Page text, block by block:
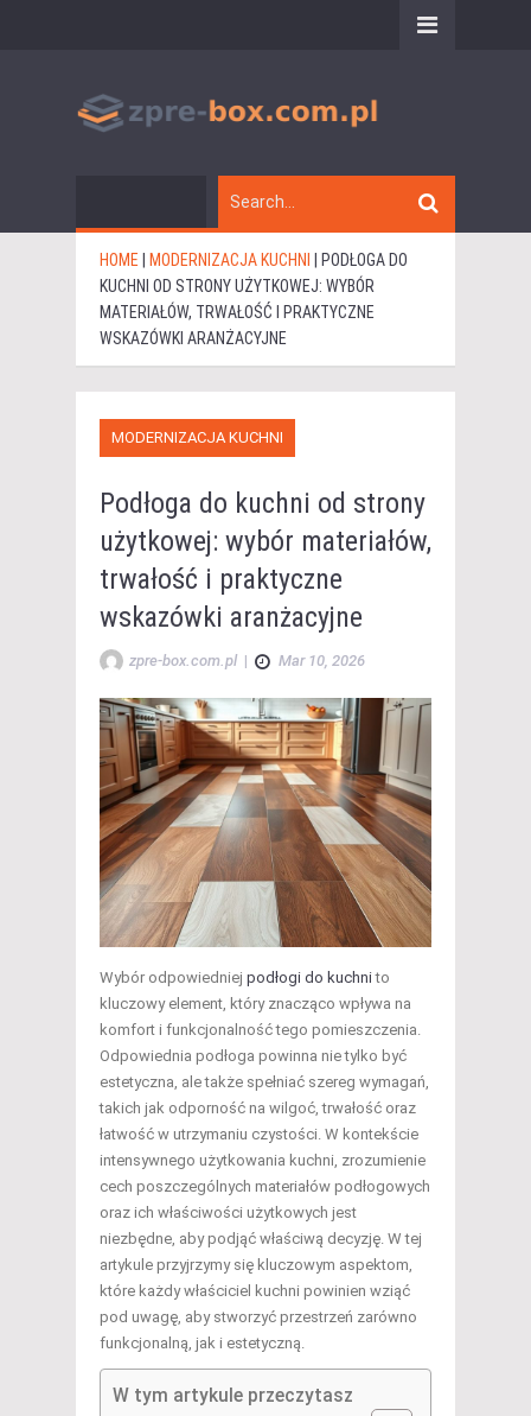
HOME MODERNIZACJA KUCHNI
PODŁOGA DO
KUCHNI OD STRONY UŻYTKOWEJ: WYBÓR
MATERIAŁÓW, TRWAŁOŚĆ I PRAKTYCZNE
WSKAZÓWKI ARANŻACYJNE
MODERNIZACJA KUCHNI
Podłoga do kuchni od strony
użytkowej: wybór materiałów,
trwałość i praktyczne
wskazówki aranżacyjne
zpre-box.com.pl | Mar 10, 2026
Wybór odpowiedniej podłogi do kuchnito
kluczowy element, który znacząco wpływa na
komfort i funkcjonalność tego pomieszczenia.
Odpowiednia podłoga powinna nie tylko być
estetyczna, ale także spełniać szereg wymagań,
takich jak odporność na wilgoć, trwałość oraz
łatwość w utrzymaniu czystości. W kontekście
intensywnego użytkowania kuchni, zrozumienie
cech poszczególnych materiałów podłogowych
oraz ich właściwości użytkowych jest
niezbędne, aby podjąć właściwą decyzję. W tej
artykule przyjrzymy się kluczowym aspektom,
które każdy właściciel kuchni powinien wziąć
pod uwagę, aby stworzyć przestrzeń zarówno
funkcjonalną, jak i estetyczną.
W tym artykule przeczytasz